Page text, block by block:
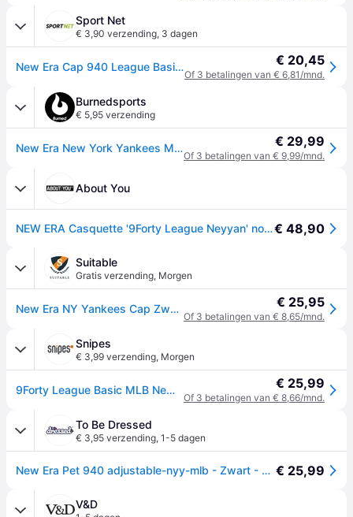
Sport Net
€ 3,90 verzending, 3 dagen
New Era Cap 940 League Basic New York Yankees € 20,45
Of 3 betalingen van € 6,81/mnd.
Burnedsports
€ 5,95 verzending
New Era New York Yankees MLB 9Forty Cap Zwart Wit € 29,99
Of 3 betalingen van € 9,99/mnd.
About You
NEW ERA Casquette '9Forty League Neyyan' noir / blanc€ 48,90
Suitable
Gratis verzending, Morgen
New Era NY Yankees Cap Zwart - € 25,95
Of 3 betalingen van € 8,65/mnd.
Snipes
€ 3,99 verzending, Morgen
9Forty League Basic MLB New York Yankees - zwart - ONE SIZE € 25,99
Of 3 betalingen van € 8,66/mnd.
To Be Dressed
€ 3,95 verzending, 1-5 dagen
New Era Pet 940 adjustable-nyy-mlb - Zwart - One size € 25,99
V&D